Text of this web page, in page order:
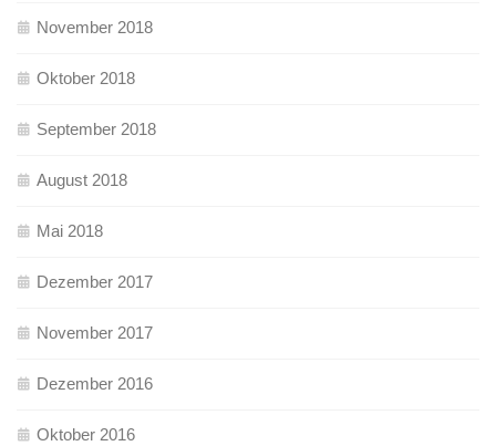
November 2018
Oktober 2018
September 2018
August 2018
Mai 2018
Dezember 2017
November 2017
Dezember 2016
Oktober 2016